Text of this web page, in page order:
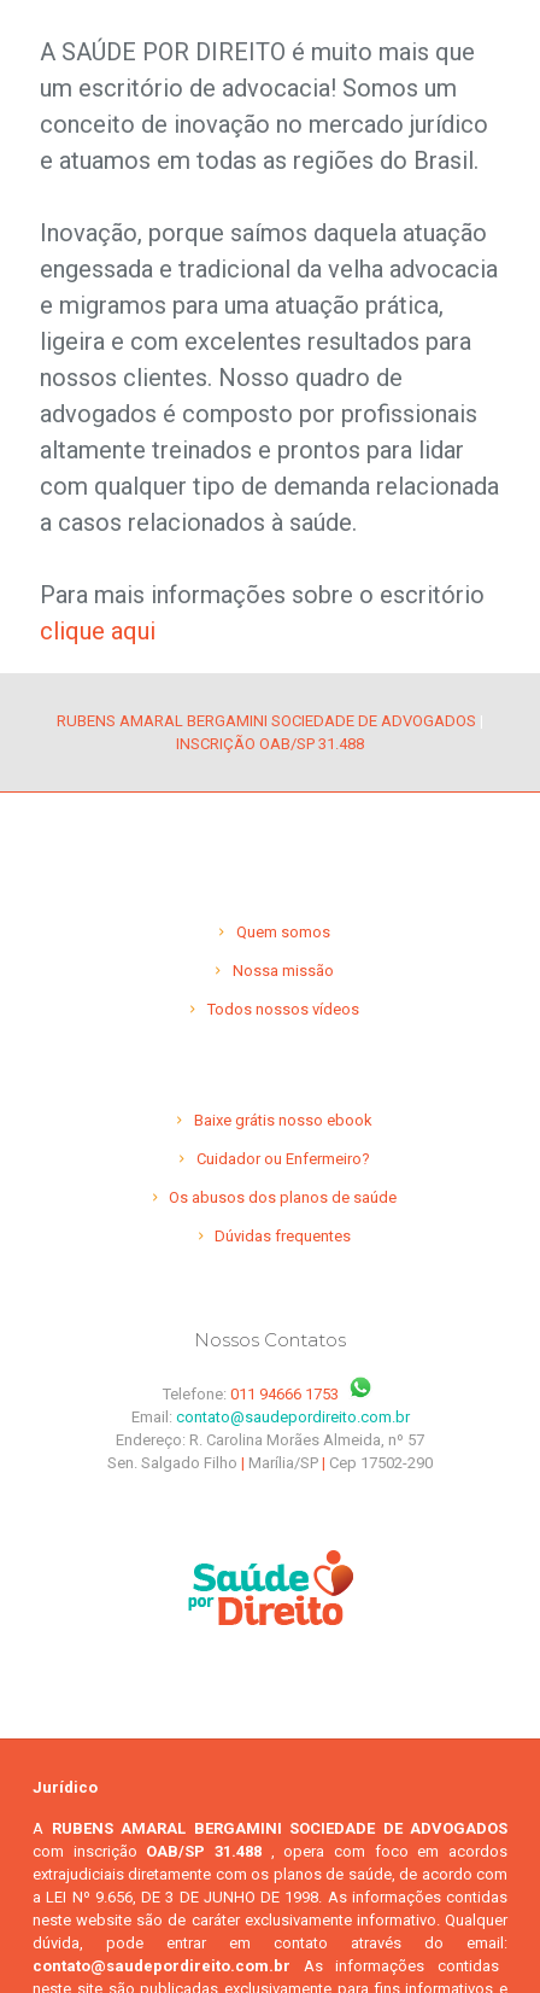
A SAÚDE POR DIREITO é muito mais que
um escritório de advocacia! Somos um
conceito de inovação no mercado jurídico
e atuamos em todas as regiões do Brasil.
Inovação, porque saímos daquela atuação
engessada e tradicional da velha advocacia
e migramos para uma atuação prática,
ligeira e com excelentes resultados para
nossos clientes. Nosso quadro de
advogados é composto por profissionais
altamente treinados e prontos para lidar
com qualquer tipo de demanda relacionada
a casos relacionados à saúde.
Para mais informações sobre o escritório
clique aqui
RUBENS AMARAL BERGAMINI SOCIEDADE DE ADVOGADOS |
INSCRIÇÃO OAB/SP 31.488
Quem somos
Nossa missão
Todos nossos vídeos
Baixe grátis nosso ebook
Cuidador ou Enfermeiro?
Os abusos dos planos de saúde
Dúvidas frequentes
Nossos Contatos
Telefone: 011 94666 1753
Email: contato@saudepordireito.com.br
Endereço: R. Carolina Morães Almeida, nº 57
Sen. Salgado Filho | Marília/SP | Cep 17502-290
Jurídico
A RUBENS AMARAL BERGAMINI SOCIEDADE DE ADVOGADOS
com inscrição OAB/SP 31.488 , opera com foco em acordos
extrajudiciais diretamente com os planos de saúde, de acordo com
a LEI Nº 9.656, DE 3 DE JUNHO DE 1998. As informações contidas
neste website são de caráter exclusivamente informativo. Qualquer
dúvida, pode entrar em contato através do email:
contato@saudepordireito.com.br As informações contidas
neste site são publicadas exclusivamente para fins informativos e